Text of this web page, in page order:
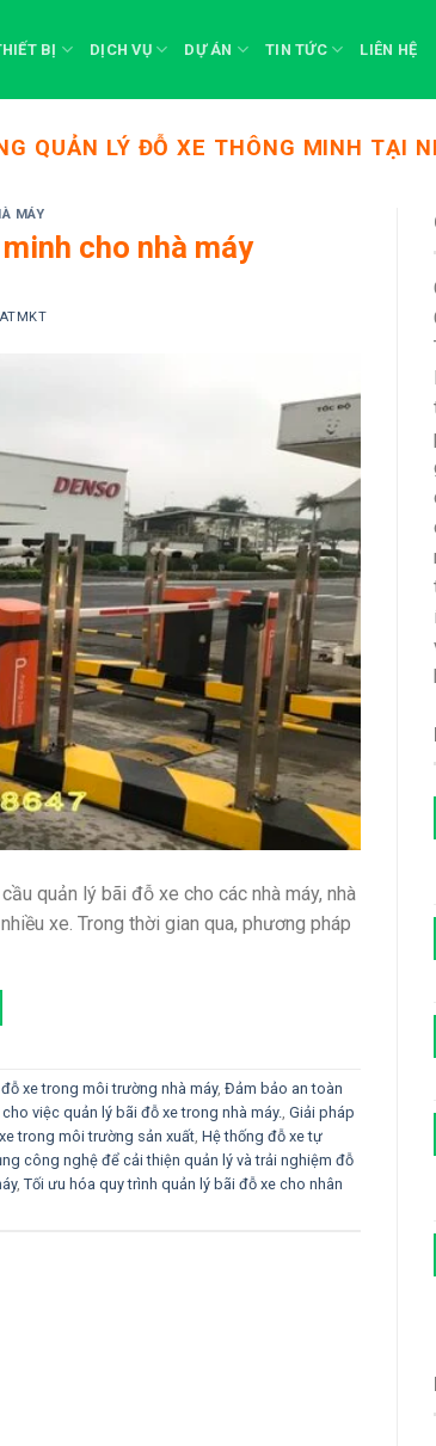
BỊ DỊCH VỤ DỰ ÁN TIN TỨC LIÊN HỆ
QUẢN LÝ ĐỖ XE THÔNG MINH TẠI
MÁY
cho nhà máy
quản lý bãi đỗ xe cho các nhà máy, nhà
xe. Trong thời gian qua, phương pháp
xe trong môi trường nhà máy, Đảm bảo an toàn
việc quản lý bãi đỗ xe trong nhà máy., Giải pháp
trong môi trường sản xuất, Hệ thống đỗ xe tự
công nghệ để cải thiện quản lý và trải nghiệm đỗ
, Tối ưu hóa quy trình quản lý bãi đỗ xe cho nhân